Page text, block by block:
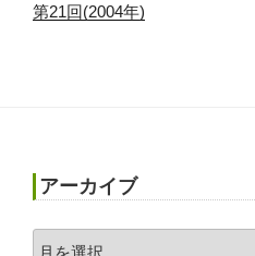
第21回(2004年)
アーカイブ